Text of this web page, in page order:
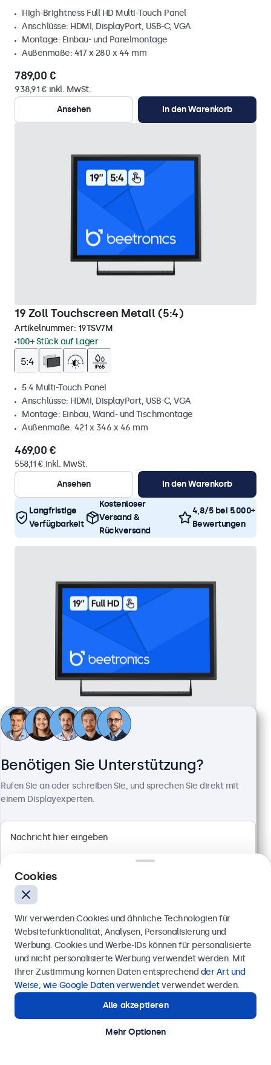
High-Brightness Full HD Multi-Touch Panel
Anschlüsse: HDMI, DisplayPort, USB-C, VGA
Montage: Einbau- und Panelmontage
Außenmaße: 417 x 280 x 44 mm
789,00 €
938,91 € inkl. MwSt.
Ansehen
In den Warenkorb
19 Zoll Touchscreen Metall (5:4)
Artikelnummer: 19TSV7M
100+ Stück auf Lager
5:4 Multi-Touch Panel
Anschlüsse: HDMI, DisplayPort, USB-C, VGA
Montage: Einbau, Wand- und Tischmontage
Außenmaße: 421 x 346 x 46 mm
469,00 €
558,11 € inkl. MwSt.
Ansehen
In den Warenkorb
Langfristige
Verfügbarkeit
Kostenloser
Versand &
Rückversand
4,8/5 bei 5.000+
Bewertungen
19 Zoll Touchscreen Metall
100+ Stück auf Lager
Anschlüsse: HDMI, DisplayPort, USB-C, VGA
Montage: Einbau, Wand- und Tischmontage
569,00 €
677,11 € inkl. MwSt.
Benötigen Sie Unterstützung?
Rufen Sie an oder schreiben Sie, und sprechen Sie direkt mit
einem Displayexperten.
Anfrage senden
Rufen Sie uns an unter0211 38 78 95 62
Benötigen Sie Unterstützung?
Kontaktieren Sie uns!
Cookies
Wir verwenden Cookies und ähnliche Technologien für
Websitefunktionalität, Analysen, Personalisierung und
Werbung. Cookies und Werbe-IDs können für personalisierte
und nicht personalisierte Werbung verwendet werden. Mit
Ihrer Zustimmung können Daten entsprechend der Art und
Weise, wie Google Daten verwendetverwendet werden.
Alle akzeptieren
Mehr Optionen